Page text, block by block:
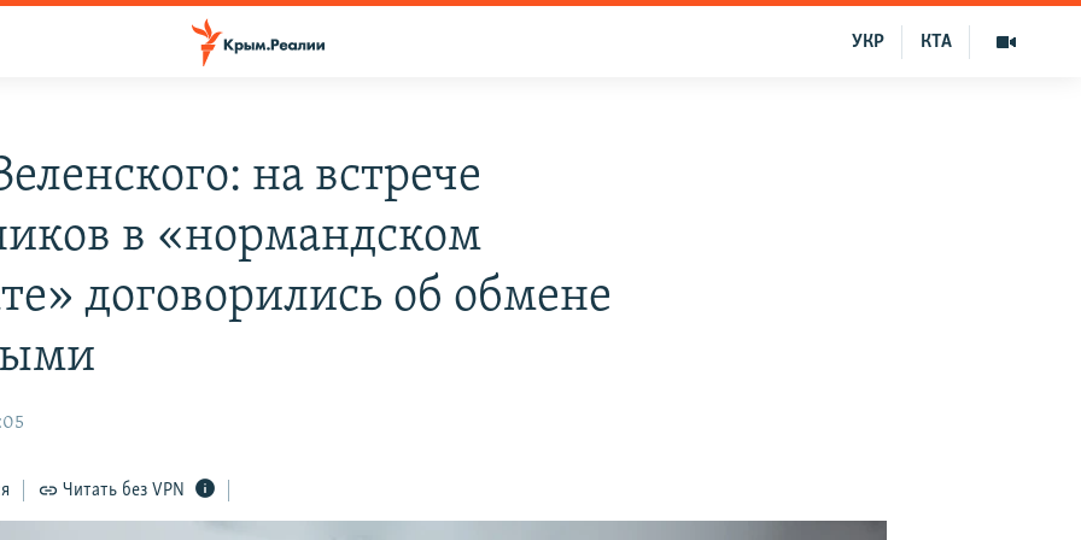
КТА
УКР
на встрече
в «нормандском
договорились об обмене
Читать без VPN